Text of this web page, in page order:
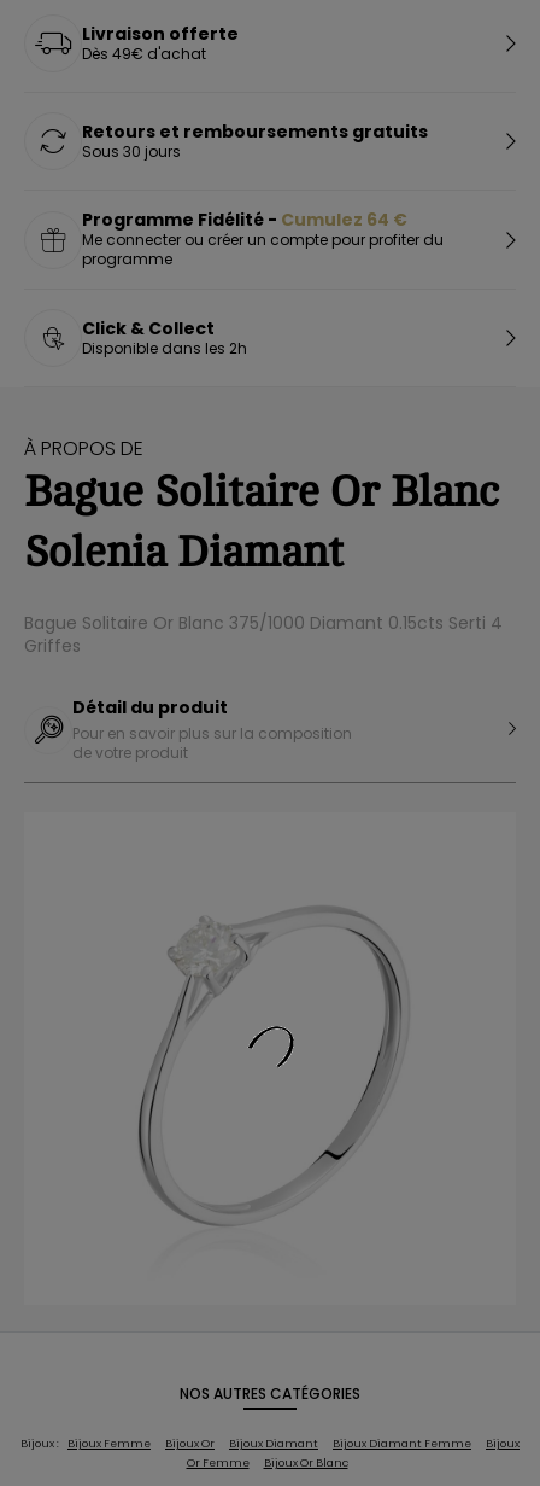
Livraison offerte
Dès 49€ d'achat
Retours et remboursements gratuits
Sous 30 jours
Programme Fidélité - Cumulez 64 €
Me connecter ou créer un compte pour profiter du
programme
Click & Collect
Disponible dans les 2h
À PROPOS DE
Bague Solitaire Or Blanc
Solenia Diamant
Bague Solitaire Or Blanc 375/1000 Diamant 0.15cts Serti 4
Griffes
Détail du produit
Pour en savoir plus sur la composition
de votre produit
NOS AUTRES CATÉGORIES
Bijoux : Bijoux Femme Bijoux Or Bijoux Diamant Bijoux Diamant Femme
Bijoux
Or Femme
Bijoux Or Blanc